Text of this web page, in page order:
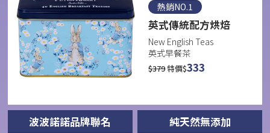
熱銷NO.1
英式傳統配方烘焙
New English Teas
英式早餐茶
$379特價$333
波波諾諾品牌聯名 純天然無添加